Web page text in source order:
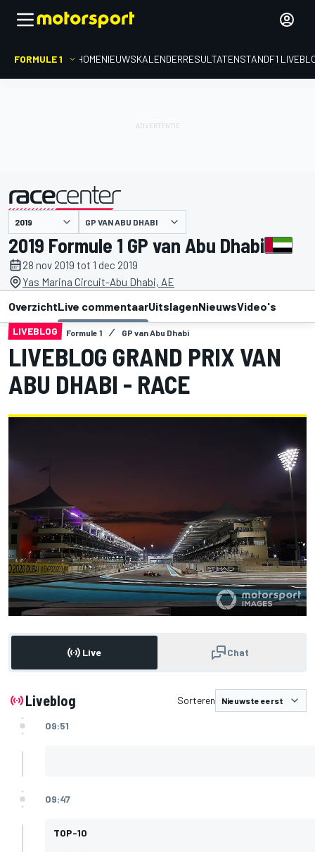
FORMULE 1 HOMENIEUWSKALENDERRESULTATENSTANDF1
GP VAN ABU DHABI
2019 Formule 1 GP van Abu Dhabi
28 nov 2019 tot 1 dec 2019
Yas Marina Circuit-Abu Dhabi, AE
OverzichtLive commentaarUitslagenNieuwsVideo's
LIVEBLOG Formule 1 GP van Abu Dhabi
LIVEBLOG GRAND PRIX VAN
ABU DHABI - RACE
Live Chat
Liveblog Sorteren
09:51
09:47
TOP-10